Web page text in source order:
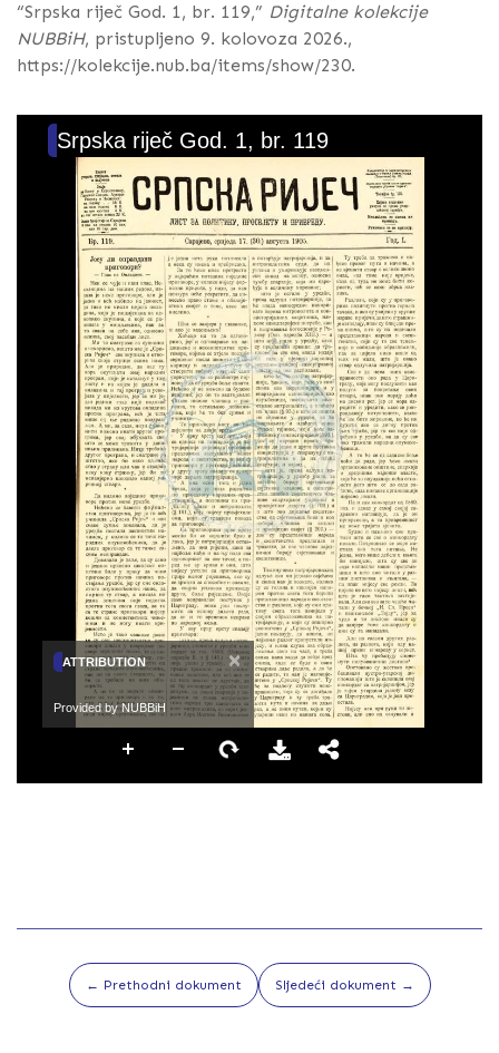
“Srpska riječ God. 1, br. 119,” Digitalne kolekcije
NUBBiH, pristupljeno 9. kolovoza 2026.,
https://kolekcije.nub.ba/items/show/230.
Srpska riječ God. 1, br. 119
ATTRIBUTION ×
Provided by NUBBiH
← Prethodni dokument Sljedeći dokument →